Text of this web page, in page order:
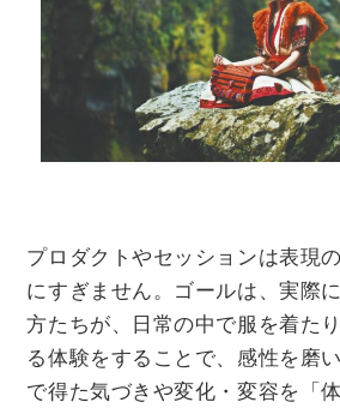
プロダクトやセッションは表現
にすぎません。ゴールは、実際
方たちが、日常の中で服を着た
る体験をすることで、感性を磨
で得た気づきや変化・変容を「